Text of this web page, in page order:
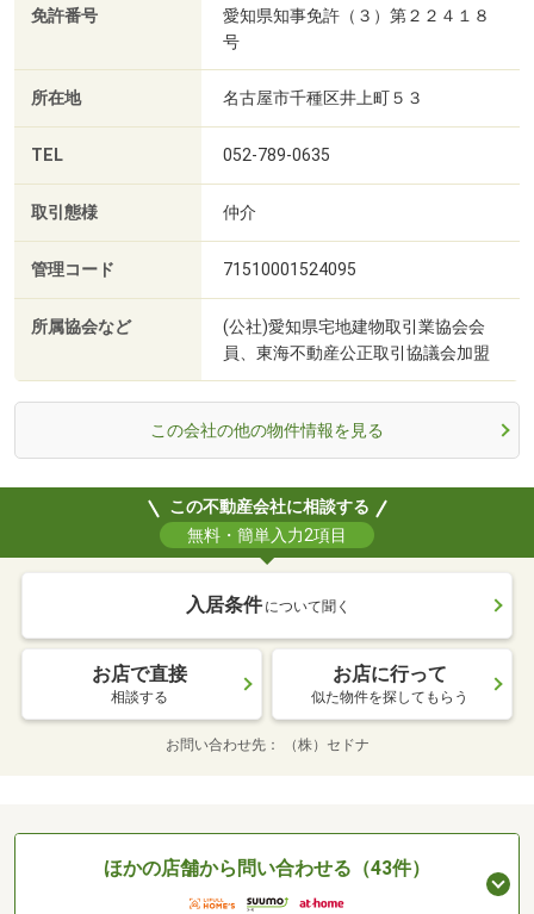
免許番号
愛知県知事免許（３）第２２４１８
号
所在地 名古屋市千種区井上町５３
TEL 052-789-0635
取引態様 仲介
管理コード 71510001524095
所属協会など
(公社)愛知県宅地建物取引業協会会
員、東海不動産公正取引協議会加盟
この会社の他の物件情報を見る
この不動産会社に相談する
無料・簡単入力2項目
入居条件 について聞く
お店で直接
相談する
お店に行って
似た物件を探してもらう
お問い合わせ先 （株）セドナ
ほかの店舗から問い合わせる（43件）